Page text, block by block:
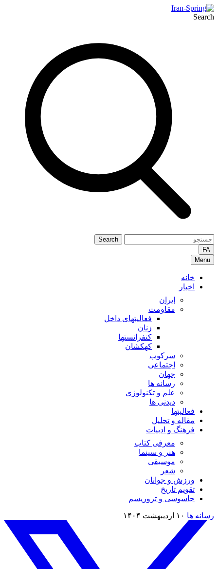
Search
Search
FA
Menu
خانه
اخبار
ایران
مقاومت
فعالیتهای داخل
زنان
کنفرانستها
کهکشان
سرکوب
اجتماعی
جهان
رسانه ها
علم و تکنولوژی
دیدنی ها
فعالیتها
مقاله و تحلیل
فرهنگ و ادبیات
معرفی کتاب
هنر و سینما
موسیقی
شعر
ورزش و جوانان
تقویم تاريخ
جاسوسی و تروریسم
رسانه ها ۱۰ اردیبهشت ۱۴۰۴